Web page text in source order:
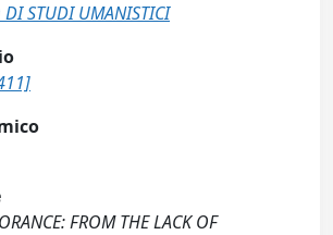
DI STUDI UMANISTICI
FROM THE LACK OF